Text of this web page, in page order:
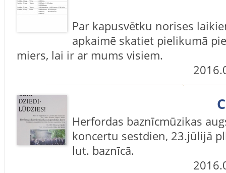
Par kapusvētku norises
apkaimē skatiet pielikumā
miers, lai ir ar mums visiem.
Herfordas baznīcmūzikas
koncertu sestdien, 23.jūlijā
lut. baznīcā.